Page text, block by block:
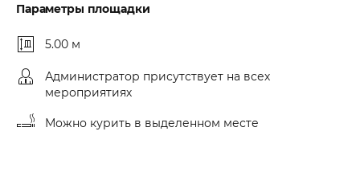
Параметры площадки
5.00 м
Администратор присутствует на всех
мероприятиях
Можно курить в выделенном месте